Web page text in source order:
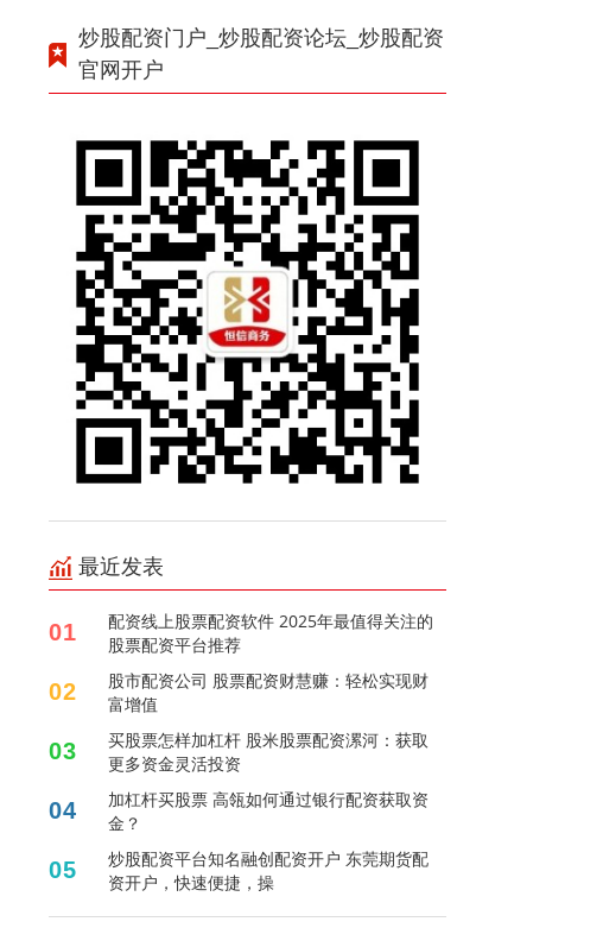
炒股配资门户_炒股配资论坛_炒股配资
官网开户
最近发表
01
配资线上股票配资软件 2025年最值得关注的
股票配资平台推荐
02
股市配资公司 股票配资财慧赚：轻松实现财
富增值
03
买股票怎样加杠杆 股米股票配资漯河：获取
更多资金灵活投资
04
加杠杆买股票 高瓴如何通过银行配资获取资
金？
05
炒股配资平台知名融创配资开户 东莞期货配
资开户，快速便捷，操